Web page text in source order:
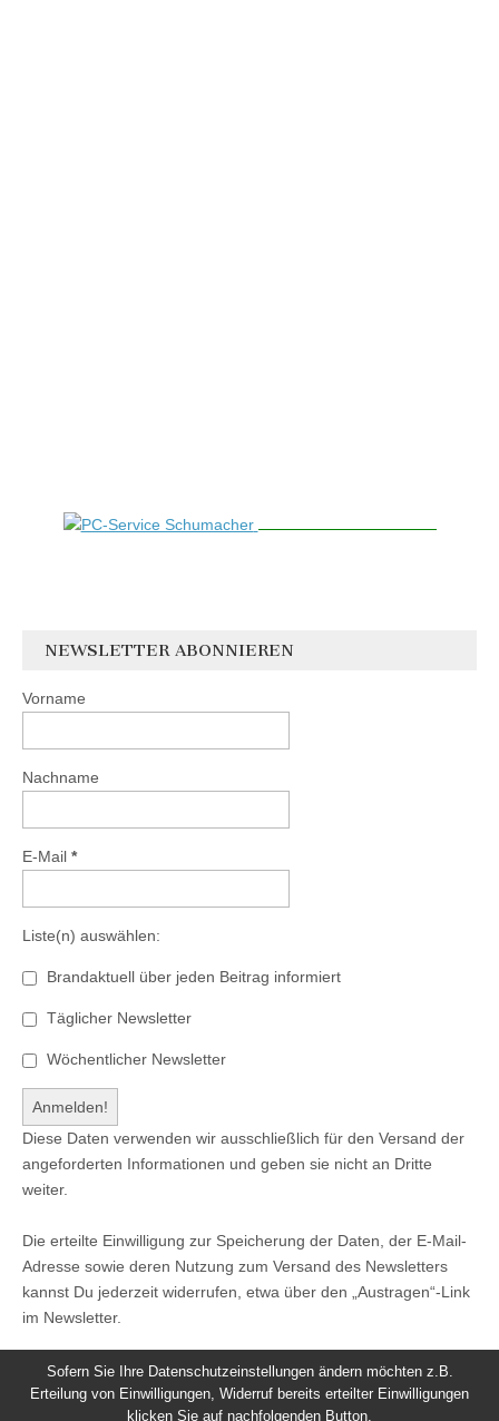
NEWSLETTER ABONNIEREN
Vorname
Nachname
E-Mail *
Liste(n) auswählen:
Brandaktuell über jeden Beitrag informiert
Täglicher Newsletter
Wöchentlicher Newsletter
Diese Daten verwenden wir ausschließlich für den Versand der
angeforderten Informationen und geben sie nicht an Dritte
weiter.
Die erteilte Einwilligung zur Speicherung der Daten, der E-Mail-
Adresse sowie deren Nutzung zum Versand des Newsletters
kannst Du jederzeit widerrufen, etwa über den „Austragen“-Link
im Newsletter.
Sofern Sie Ihre Datenschutzeinstellungen ändern möchten z.B.
Erteilung von Einwilligungen, Widerruf bereits erteilter Einwilligungen
klicken Sie auf nachfolgenden Button.